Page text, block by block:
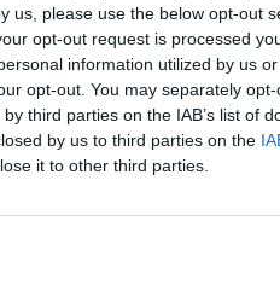
us, please use the below opt-out
opt-out request is processed
information utilized by us
opt-out. You may separately
third parties on the IAB’s list of
by us to third parties on the
it to other third parties.
μέλημα τους
την πρόοδο. Με
μεγαλώσαμε